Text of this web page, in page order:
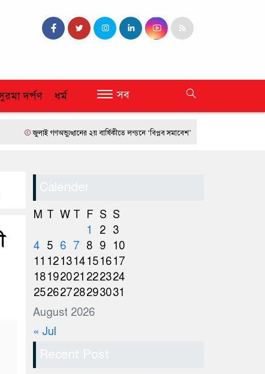
দর্পণ ধর্ম সব
জুলাই গণঅভ্যুত্থানের ২য় বার্ষিকীতে লন্ডনে ‘বিপ্লব সমাবেশ’ ফ্রান্সে দাবানলের তাণ্ডব
Calender
August 2026
M T W T F S S
1
2 3
4 5 6 7 8 9
10
11 121314151617
18192021 222324
25262728293031
« Jul
Recent Post